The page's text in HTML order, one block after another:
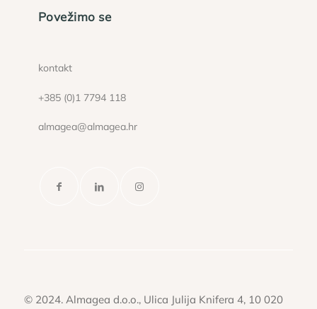
Povežimo se
kontakt
+385 (0)1 7794 118
almagea@almagea.hr
© 2024. Almagea d.o.o., Ulica Julija Knifera 4, 10 020